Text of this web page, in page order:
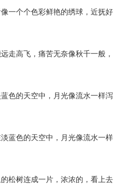
一个个色彩鲜艳的绣球，近抚好
走高飞，痛苦无奈像秋千一般，
色的天空中，月光像流水一样泻
蓝色的天空中，月光像流水一样
松树连成一片，浓浓的，看上去